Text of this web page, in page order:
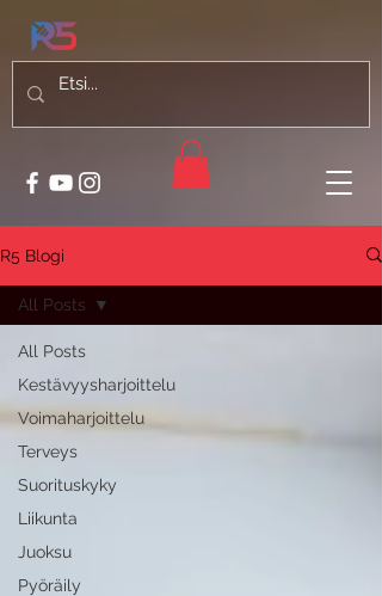
R5 Blogi
All Posts
Kestävyysharjoittelu
Voimaharjoittelu
Terveys
Suorituskyky
Liikunta
Juoksu
Pyöräily
All Posts